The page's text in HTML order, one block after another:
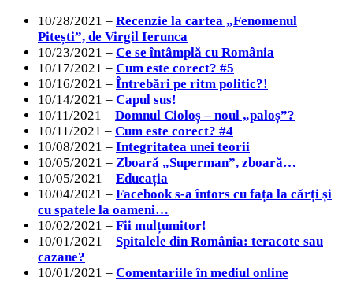
10/28/2021 – Recenzie la cartea „Fenomenul
Pitești”, de Virgil Ierunca
10/23/2021 – Ce se întâmplă cu România
10/17/2021 – Cum este corect? #5
10/16/2021 – Întrebări pe ritm politic?!
10/14/2021 – Capul sus!
10/11/2021 – Domnul Cioloș – noul „paloș”?
10/11/2021 – Cum este corect? #4
10/08/2021 – Integritatea unei teorii
10/05/2021 – Zboară „Superman”, zboară…
10/05/2021 – Educația
10/04/2021 – Facebook s-a întors cu fața la cărți și
cu spatele la oameni…
10/02/2021 – Fii mulțumitor!
10/01/2021 – Spitalele din România: teracote sau
cazane?
10/01/2021 – Comentariile în mediul online